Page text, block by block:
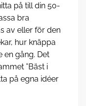
på till din 50-
bra
av eller för den
hur knäppa
en gång. Det
”Bäst i
på egna idéer